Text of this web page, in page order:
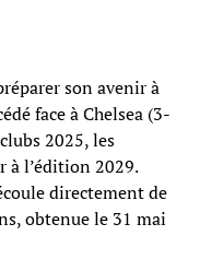
son avenir à
face à Chelsea (3-
2025, les
à l’édition 2029.
directement de
obtenue le 31 mai